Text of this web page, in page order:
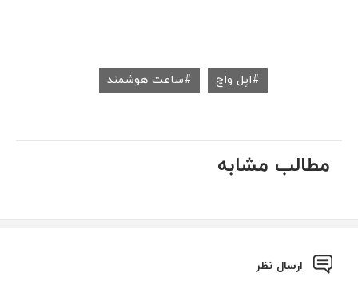
اپل واچ ساعت هوشمند
مطالب مشابه
ارسال نظر